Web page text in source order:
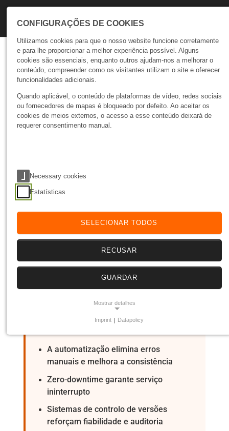
Talks
Automatização de
processos - menos erros,
mais estabilidade e
Automatizar o processo de deployment é mais
do que uma melhoria técnica - é um passo
estratégico para entregar soluções digitais mais
rápidas, seguras e fiáveis. Descobre como
pipelines padronizados reduzem erros,
aumentam a estabilidade e criam uma base
sustentável para desenvolvimento contínuo.
A automatização elimina erros
manuais e melhora a consistência
Zero-downtime garante serviço
ininterrupto
Sistemas de controlo de versões
reforçam fiabilidade e auditoria
CONFIGURAÇÕES DE COOKIES
Utilizamos cookies para que o nosso website funcione corretamente
e para lhe proporcionar a melhor experiência possível. Alguns
cookies são essenciais, enquanto outros ajudam-nos a melhorar o
conteúdo, compreender como os visitantes utilizam o site e oferecer
funcionalidades adicionais.
Quando aplicável, o conteúdo de plataformas de vídeo, redes sociais
ou fornecedores de mapas é bloqueado por defeito. Ao aceitar os
cookies de meios externos, o acesso a esse conteúdo deixará de
requerer consentimento manual.
Necessary cookies
Estatísticas
SELECIONAR TODOS
RECUSAR
GUARDAR
Mostrar detalhes
segurança e a acessibilidade do website. Sem eles, o site não
pode funcionar corretamente.
Frontend Session
fe_typo_user
Provider:
Imprint | Datapolicy